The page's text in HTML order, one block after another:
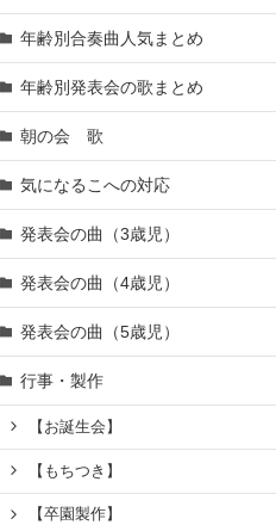
年齢別合奏曲人気まとめ
年齢別発表会の歌まとめ
朝の会 歌
気になるこへの対応
発表会の曲（3歳児）
発表会の曲（4歳児）
発表会の曲（5歳児）
行事・製作
【お誕生会】
【もちつき】
【卒園製作】